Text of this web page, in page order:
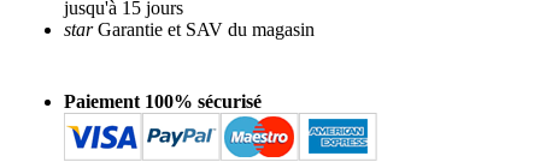
jusqu'à 15 jours
starGarantie et SAV du magasin
Paiement 100% sécurisé